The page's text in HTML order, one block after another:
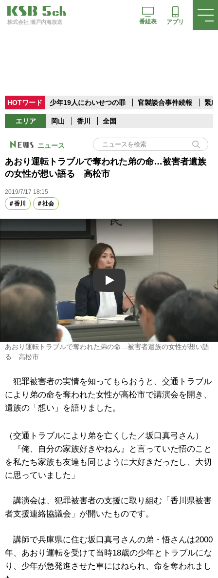
株式会社 瀬戸内海放送 番組表 アプリ
HOTワード 少年19人にわいせつの罪 官製談合事件続報 緊
エリア 岡山 香川 全国
ニュース
あおり運転トラブルで奪われた弟の命…被害者遺族
の女性が想い語る 高松市
2019/7/17 18:15
香川
社会
Play
あおり運転トラブルで奪われた弟の命…被害者遺族の女性が想い語
る 高松市
犯罪被害者の実情を知ってもらおうと、交通トラブル
により弟の命を奪われた女性が高松市で講演会を開き、
遺族の「想い」を語りました。
（交通トラブルにより弟を亡くした／坂口真弓さん）
「『俺、自分の家族好きやねん』と言っていた悟のこと
を私たち家族も友達も同じように大好きだったし、大切
に思っていました」
講演会は、犯罪被害者の支援に取り組む「香川県被害
者支援連絡協議会」が開いたものです。
講師で兵庫県に住む坂口真弓さんの弟・悟さんは2000
年、あおり運転を受けて当時18歳の少年とトラブルにな
り、少年が急発進させた車にはねられ、命を奪われまし